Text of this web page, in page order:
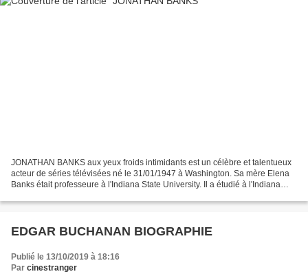
JONATHAN BANKS aux yeux froids intimidants est un célèbre et talentueux
acteur de séries télévisées né le 31/01/1947 à Washington. Sa mère Elena
Banks était professeure à l'Indiana State University. Il a étudié à l'Indiana
EDGAR BUCHANAN BIOGRAPHIE
Publié le 13/10/2019 à 18:16
Par cinestranger